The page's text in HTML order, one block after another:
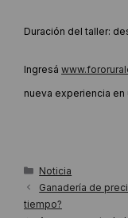
Duración del taller:
Ingresá
nueva experiencia en
Categorías
Noticia
Ganadería de
tiempo?